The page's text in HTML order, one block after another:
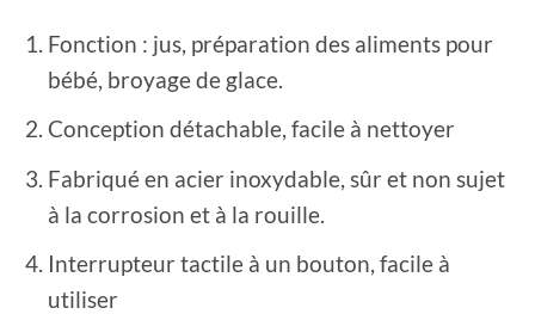
Fonction : jus, préparation des aliments pour
bébé, broyage de glace.
Conception détachable, facile à nettoyer
Fabriqué en acier inoxydable, sûr et non sujet
à la corrosion et à la rouille.
Interrupteur tactile à un bouton, facile à
utiliser